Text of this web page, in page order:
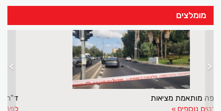
מומלצים
אכיפה מותאמת מציאות
לפרטים נוספים
> <